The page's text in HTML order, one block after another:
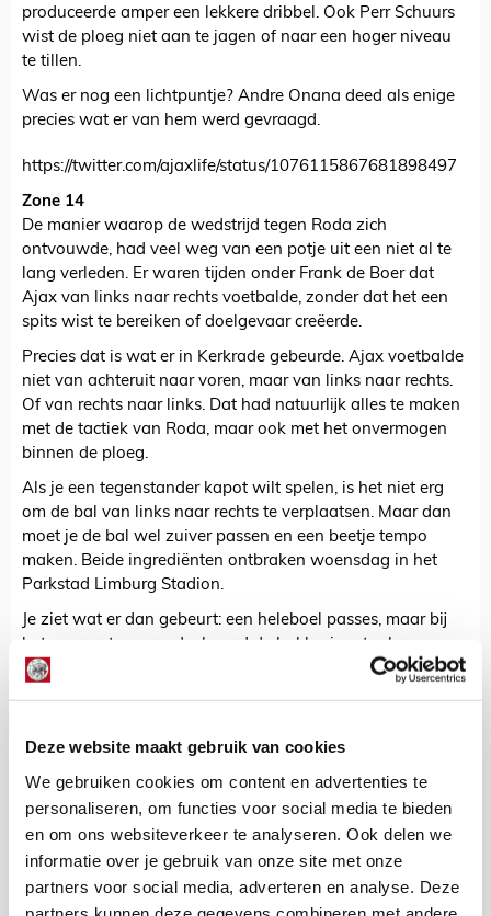
Deze website maakt gebruik van cookies
We gebruiken cookies om content en advertenties te
personaliseren, om functies voor social media te bieden
en om ons websiteverkeer te analyseren. Ook delen we
informatie over je gebruik van onze site met onze
partners voor social media, adverteren en analyse. Deze
produceerde amper een lekkere dribbel. Ook Perr Schuurs
wist de ploeg niet aan te jagen of naar een hoger niveau
te tillen.
Was er nog een lichtpuntje? Andre Onana deed als enige
precies wat er van hem werd gevraagd.
https://twitter.com/ajaxlife/status/1076115867681898497
Zone 14
De manier waarop de wedstrijd tegen Roda zich
ontvouwde, had veel weg van een potje uit een niet al te
lang verleden. Er waren tijden onder Frank de Boer dat
Ajax van links naar rechts voetbalde, zonder dat het een
spits wist te bereiken of doelgevaar creëerde.
Precies dat is wat er in Kerkrade gebeurde. Ajax voetbalde
niet van achteruit naar voren, maar van links naar rechts.
Of van rechts naar links. Dat had natuurlijk alles te maken
met de tactiek van Roda, maar ook met het onvermogen
binnen de ploeg.
Als je een tegenstander kapot wilt spelen, is het niet erg
om de bal van links naar rechts te verplaatsen. Maar dan
moet je de bal wel zuiver passen en een beetje tempo
maken. Beide ingrediënten ontbraken woensdag in het
Parkstad Limburg Stadion.
Je ziet wat er dan gebeurt: een heleboel passes, maar bij
het overgrote merendeel werd de bal horizontaal
verplaatst. Zulke passes komen wel aan, zo spannend is
balverlies. We spotten slechts een gevaarlijke pass vooruit.
Halfspaces
Je had op zich van tevoren al kunnen uittekenen wat er
ging gebeuren in Zone 14. Roda zou wel gek zijn om de
deur wagenwijd open te zetten voor Ajax, of het met een
B-ploeg zou spelen of niet. Als je merkt dat het in Zone 14